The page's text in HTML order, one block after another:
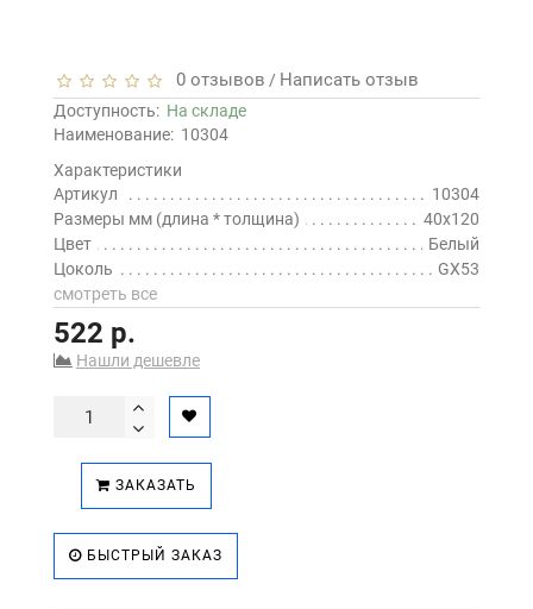
0 отзывов / Написать отзыв
Доступность: На складе
Наименование: 10304
Характеристики
Артикул
10304
Размеры мм (длина * толщина)
40х120
Цвет
Белый
Цоколь
GX53
смотреть все
522 р.
Нашли дешевле
ЗАКАЗАТЬ
БЫСТРЫЙ ЗАКАЗ